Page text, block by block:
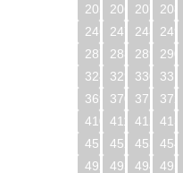
205
206 207 208
246
247 248 249
287
288 289 290
328
329 330 331
369
370 371 372
410
411 412 413
451
452 453 454
492
493 494 495